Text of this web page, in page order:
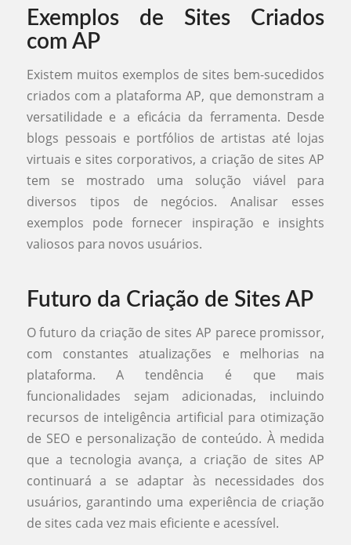
Exemplos de Sites Criados
com AP
Existem muitos exemplos de sites bem-sucedidos
criados com a plataforma AP, que demonstram a
versatilidade e a eficácia da ferramenta. Desde
blogs pessoais e portfólios de artistas até lojas
virtuais e sites corporativos, a criação de sites AP
tem se mostrado uma solução viável para
diversos tipos de negócios. Analisar esses
exemplos pode fornecer inspiração e insights
valiosos para novos usuários.
Futuro da Criação de Sites AP
O futuro da criação de sites AP parece promissor,
com constantes atualizações e melhorias na
plataforma. A tendência é que mais
funcionalidades sejam adicionadas, incluindo
recursos de inteligência artificial para otimização
de SEO e personalização de conteúdo. À medida
que a tecnologia avança, a criação de sites AP
continuará a se adaptar às necessidades dos
usuários, garantindo uma experiência de criação
de sites cada vez mais eficiente e acessível.